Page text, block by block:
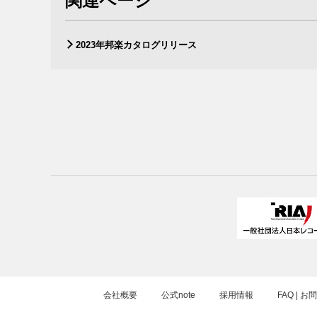
2023年邦楽カタログリリース
会社概要 公式note 採用情報 FAQ | お